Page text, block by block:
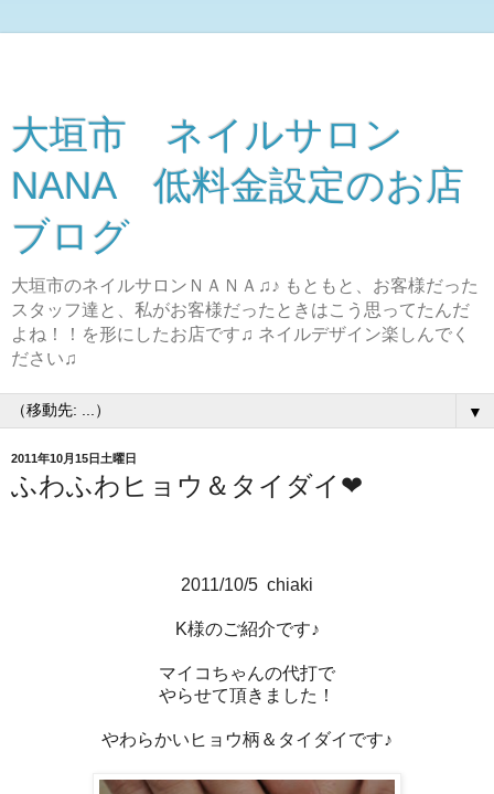
大垣市 ネイルサロン
NANA 低料金設定のお店
ブログ
大垣市のネイルサロンＮＡＮＡ♫♪ もともと、お客様だった
スタッフ達と、私がお客様だったときはこう思ってたんだ
よね！！を形にしたお店です♫ ネイルデザイン楽しんでく
ださい♫
▼
2011年10月15日土曜日
ふわふわヒョウ＆タイダイ❤
2011/10/5 chiaki
K様のご紹介です♪
マイコちゃんの代打で
やらせて頂きました！
やわらかいヒョウ柄＆タイダイです♪